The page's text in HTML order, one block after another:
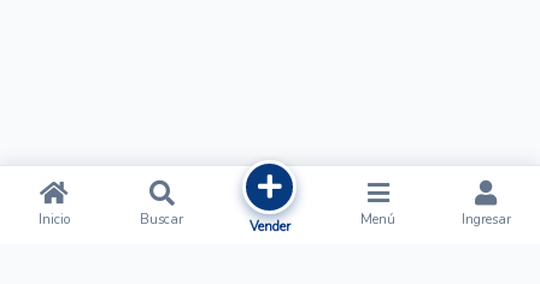
Inicio Buscar Vender Menú Ingresar